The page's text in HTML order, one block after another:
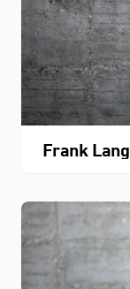
Frank Lang